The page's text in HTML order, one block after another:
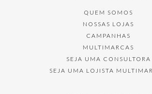
QUEM SOMOS
NOSSAS LOJAS
CAMPANHAS
MULTIMARCAS
SEJA UMA CONSULTORA
SEJA UMA LOJISTA